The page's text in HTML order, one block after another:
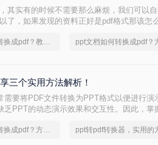
其实有的时候不需要那么麻烦，我们可以
了，如果发现的资料正好是pdf格式那该怎
ppt文档如何转换成pdf？教你一个小技巧
三个实用方法解析！
需要将PDF文件转换为PPT格式以便进行演
乏PPT的动态演示效果和交互性。因此，掌
现PDF到PPT的转换并顺利播放。
ppt文档如何转换成pdf？方法详细解析